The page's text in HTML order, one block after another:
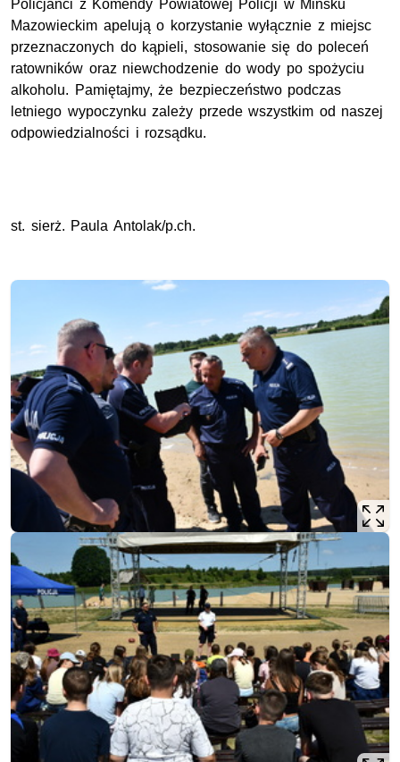
Policjanci z Komendy Powiatowej Policji w Mińsku
Mazowieckim apelują o korzystanie wyłącznie z miejsc
przeznaczonych do kąpieli, stosowanie się do poleceń
ratowników oraz niewchodzenie do wody po spożyciu
alkoholu. Pamiętajmy, że bezpieczeństwo podczas
letniego wypoczynku zależy przede wszystkim od naszej
odpowiedzialności i rozsądku.
st. sierż. Paula Antolak/p.ch.